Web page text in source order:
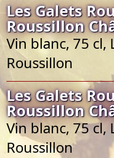
Les Galets
Roussillon
Vin blanc, 75 cl,
Roussillon
Les Galets
Roussillon
Vin blanc, 75 cl,
Roussillon